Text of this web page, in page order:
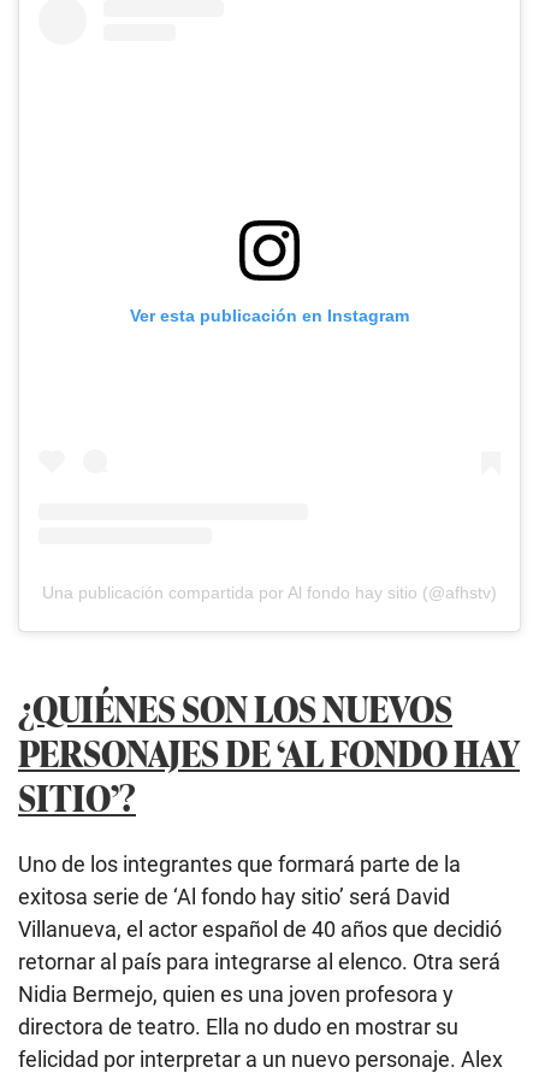
Ver esta publicación en Instagram
Una publicación compartida por Al fondo hay sitio (@afhstv)
¿QUIÉNES SON LOS NUEVOS
PERSONAJES DE ‘AL FONDO HAY
SITIO’?
Uno de los integrantes que formará parte de la
exitosa serie de ‘Al fondo hay sitio’ será David
Villanueva, el actor español de 40 años que decidió
retornar al país para integrarse al elenco. Otra será
Nidia Bermejo, quien es una joven profesora y
directora de teatro. Ella no dudo en mostrar su
felicidad por interpretar a un nuevo personaje. Alex